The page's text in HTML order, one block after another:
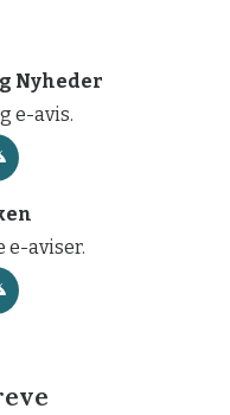
Nyheder
e-avis.
e-aviser.